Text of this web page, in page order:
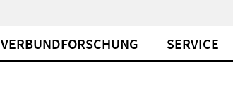
VERBUNDFORSCHUNG SERVICE